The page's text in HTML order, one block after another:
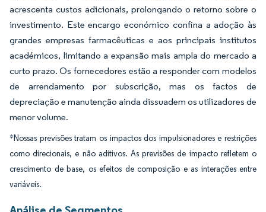
acrescenta custos adicionais, prolongando o retorno sobre o
investimento. Este encargo económico confina a adoção às
grandes empresas farmacêuticas e aos principais institutos
académicos, limitando a expansão mais ampla do mercado a
curto prazo. Os fornecedores estão a responder com modelos
de arrendamento por subscrição, mas os factos de
depreciação e manutenção ainda dissuadem os utilizadores de
menor volume.
*Nossas previsões tratam os impactos dos impulsionadores e restrições
como direcionais, e não aditivos. As previsões de impacto refletem o
crescimento de base, os efeitos de composição e as interações entre
variáveis.